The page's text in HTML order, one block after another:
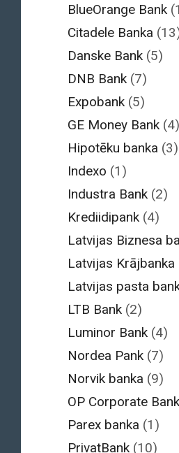
BlueOrange Bank
Citadele Banka
Danske Bank (5)
DNB Bank (7)
Expobank (5)
GE Money Bank (4)
Hipotēku banka (3)
Indexo (1)
Industra Bank (2)
Krediidipank (4)
Latvijas Biznesa
Latvijas Krājbanka
Latvijas pasta
LTB Bank (2)
Luminor Bank (4)
Nordea Pank (7)
Norvik banka (9)
OP Corporate Bank
Parex banka (1)
PrivatBank (10)